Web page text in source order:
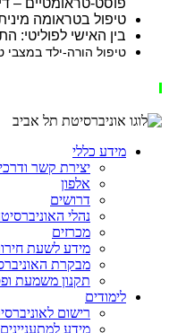
טיפול בטראומה
בין האישי
טיפול הורה-ילד במצבי
מידע כללי
יצירת קשר
אלפון
דרושים
נהלי
מכרזים
מידע לשעת
מבקרת
תקנון משמעת
לימודים
רישום
מידע